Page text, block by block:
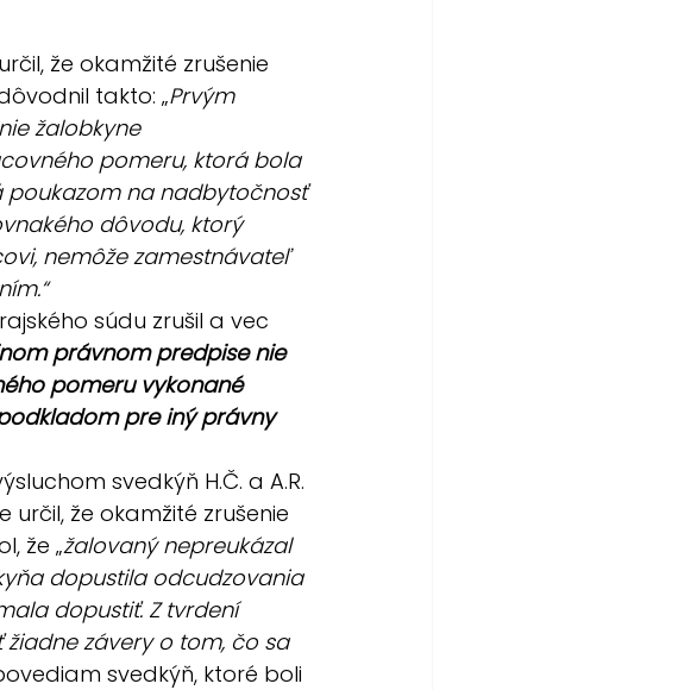
že okamžité zrušenie
takto: „Prvým
žalobkyne
pomeru, ktorá bola
poukazom na nadbytočnosť
dôvodu, ktorý
nemôže zamestnávateľ
súdu zrušil a vec
právnom predpise nie
pomeru vykonané
pre iný právny
svedkýň H.Č. a A.R.
že okamžité zrušenie
že „žalovaný nepreukázal
dopustila odcudzovania
dopustiť. Z tvrdení
závery o tom, čo sa
svedkýň, ktoré boli